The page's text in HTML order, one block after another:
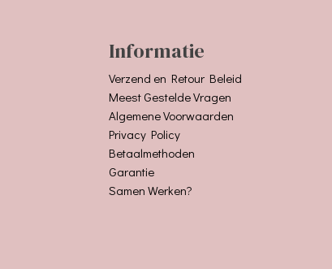
Informatie
Verzend en Retour Beleid
Meest Gestelde Vragen
Algemene Voorwaarden
Privacy Policy
Betaalmethoden
Garantie
Samen Werken?